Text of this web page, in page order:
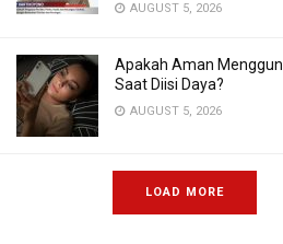
AUGUST 5, 2026
Apakah Aman
Saat Diisi Daya?
AUGUST 5, 2026
LOAD MORE